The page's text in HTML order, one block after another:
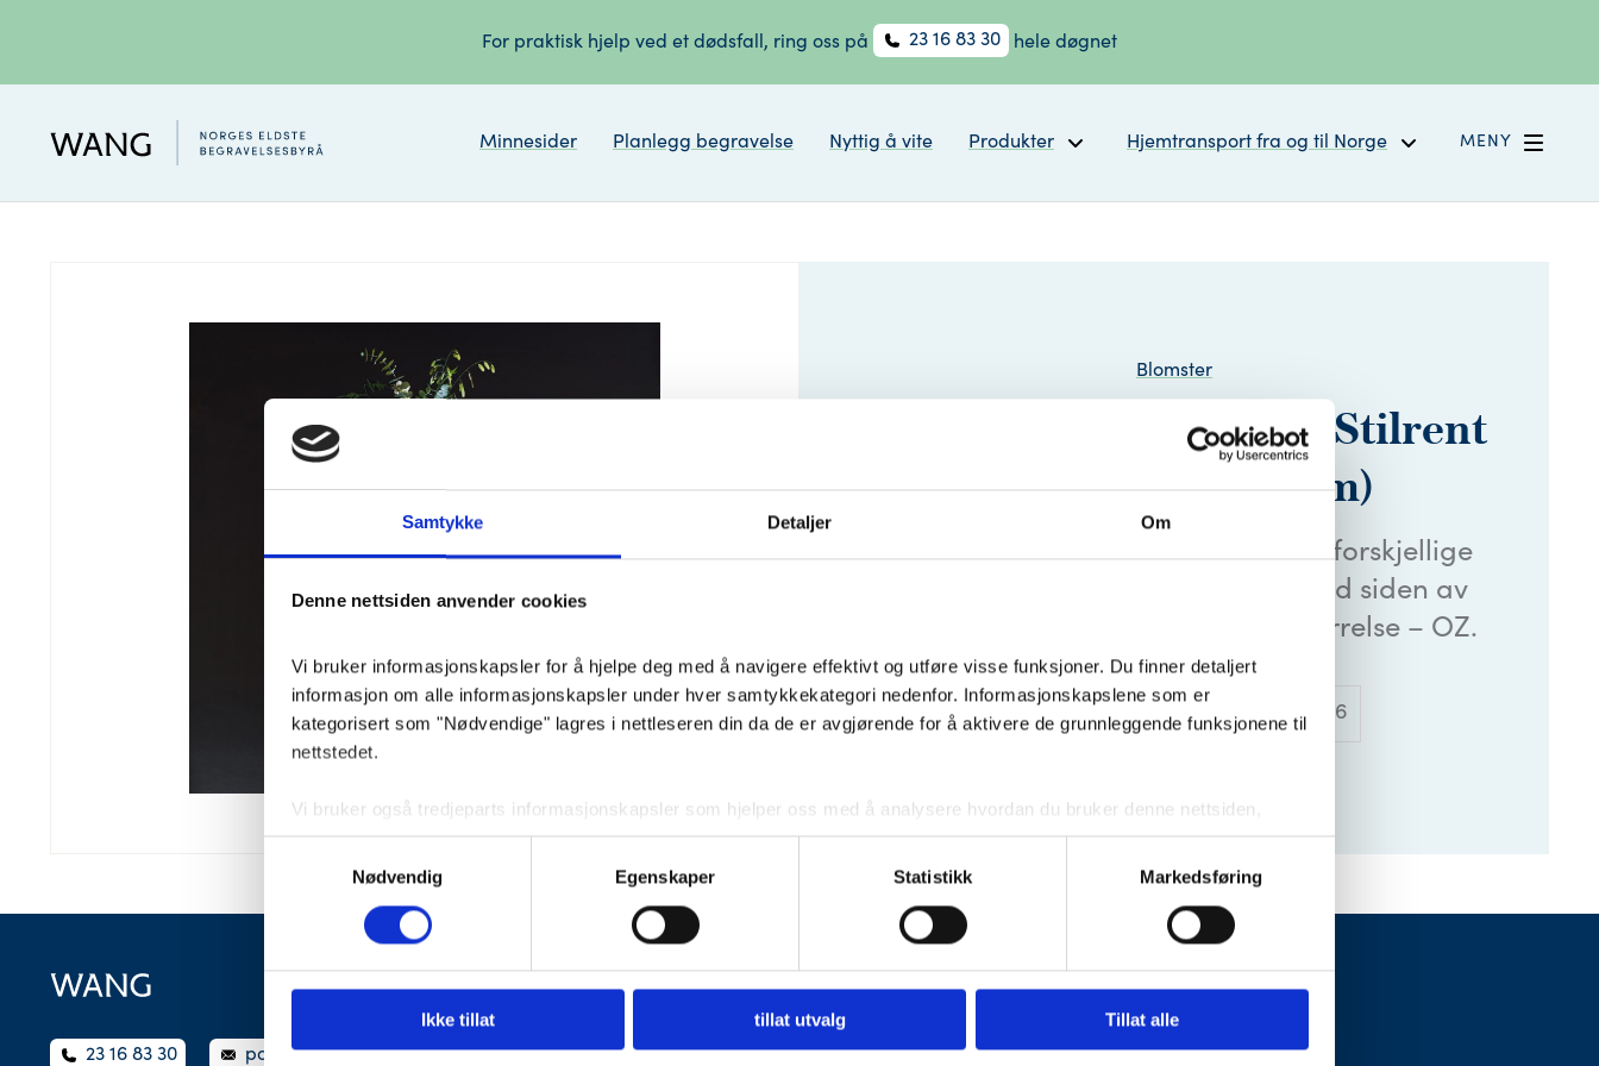
Samtykke Detaljer Om
Denne nettsiden anvender cookies
Vi bruker informasjonskapsler for å hjelpe deg med å navigere effektivt og utføre visse funksjoner. Du finner detaljert
informasjon om alle informasjonskapsler under hver samtykkekategori nedenfor. Informasjonskapslene som er
kategorisert som "Nødvendige" lagres i nettleseren din da de er avgjørende for å aktivere de grunnleggende funksjonene til
nettstedet.
Vi bruker også tredjeparts informasjonskapsler som hjelper oss med å analysere hvordan du bruker denne nettsiden,
lagrer innstillingene dine og angir innhold og annonser som er relevante for deg. Disse informasjonskapslene vil kun bli
lagret i nettleseren din med ditt forhåndssamtykke.
Du kan velge å aktivere eller deaktivere noen eller alle disse informasjonskapslene, men deaktivering av noen av dem kan
Nødvendig
Egenskaper Statistikk Markedsføring
Ikke tillat tillat utvalg Tillat alle
For praktisk hjelp ved et dødsfall, ring oss på 23 16 83 30 hele døgnet
Minnesider Planlegg begravelse Nyttig å vite Produkter Hjemtransport fra og til Norge MENY
Blomster
Arrangement på stativ «Stilrent
og klassisk» (170 cm)
Et flott og luftig arrangement med forskjellige
hvite blomster. Passer veldig fint ved siden av
kisten eller ved entreen. 170 cm. Størrelse – OZ.
: 3600 kr Varenummer : 8276
23 16 83 30 post@wangbegravelse.no
BEGRAVELSE
Nyttig å vite
WANG